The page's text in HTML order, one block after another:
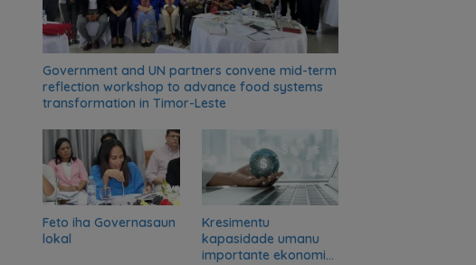
Government and UN partners convene mid-term
reflection workshop to advance food systems
transformation in Timor-Leste
Feto iha Governasaun
lokal
Kresimentu
kapasidade umanu
importante ekonomia